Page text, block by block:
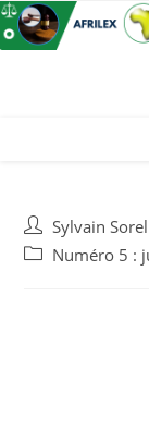
Sylvain
Numéro 5 :